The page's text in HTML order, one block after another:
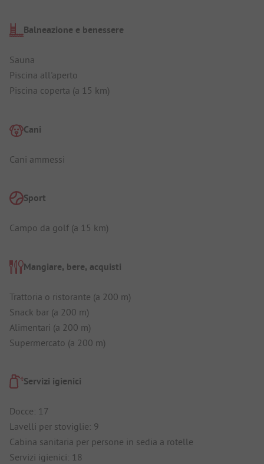
Balneazione e benessere
Sauna
Piscina all'aperto
Piscina coperta (a 15 km)
Cani
Cani ammessi
Sport
Campo da golf (a 15 km)
Mangiare, bere, acquisti
Trattoria o ristorante (a 200 m)
Snack bar (a 200 m)
Alimentari (a 200 m)
Supermercato (a 200 m)
Servizi igienici
Docce: 17
Lavelli per stoviglie: 9
Cabina sanitaria per persone in sedia a rotelle
Servizi igienici: 18